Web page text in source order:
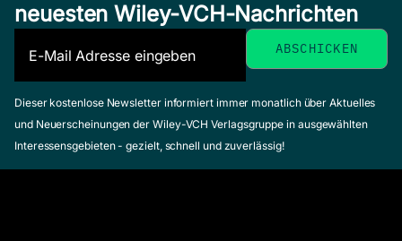
neuesten Wiley-VCH-Nachrichten
Dieser kostenlose Newsletter informiert immer monatlich über Aktuelles
und Neuerscheinungen der Wiley-VCH Verlagsgruppe in ausgewählten
Interessensgebieten - gezielt, schnell und zuverlässig!